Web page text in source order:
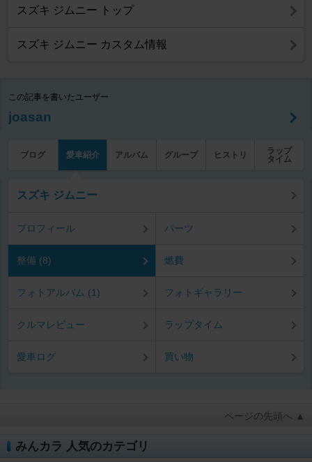
スズキ ジムニー トップ
スズキ ジムニー カスタム情報
この記事を書いたユーザー
joasan
ブログ 愛車紹介 アルバム グループ ヒストリ
ラップ
タイム
スズキ ジムニー
プロフィール パーツ
整備 (8) 燃費
フォトアルバム (1) フォトギャラリー
クルマレビュー ラップタイム
愛車ログ 買い物
ページの先頭へ ▲
みんカラ 人気のカテゴリ